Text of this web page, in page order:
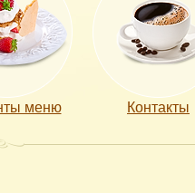
меню Контакты